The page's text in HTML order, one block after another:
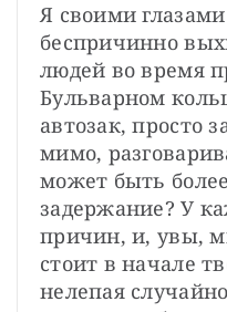
Я своими
беспричинно
людей во время
Бульварном
автозак, просто
мимо,
может быть
задержание? У
причин, и, увы,
стоит в начале
нелепая